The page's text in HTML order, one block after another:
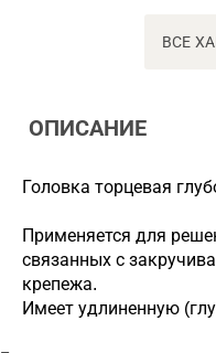
ВСЕ
ОПИСАНИЕ
Головка торцевая
Применяется для
связанных с
крепежа.
Имеет удлиненную